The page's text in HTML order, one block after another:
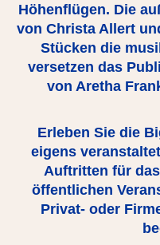
Höhenflügen. Die
von Christa Allert
Stücken die
versetzen das
von Aretha
Erleben Sie die
eigens
Auftritten für
öffentlichen
Privat- oder